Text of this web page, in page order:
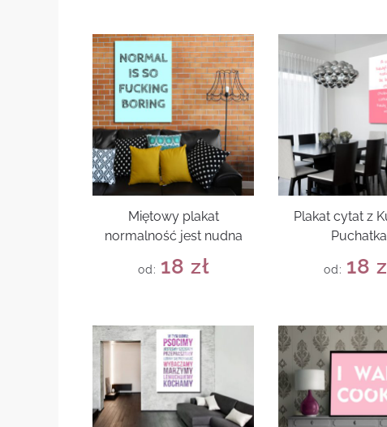
Miętowy plakat
normalność jest nudna
od: 18 zł
Plakat cytat z
Puchatka
od: 18